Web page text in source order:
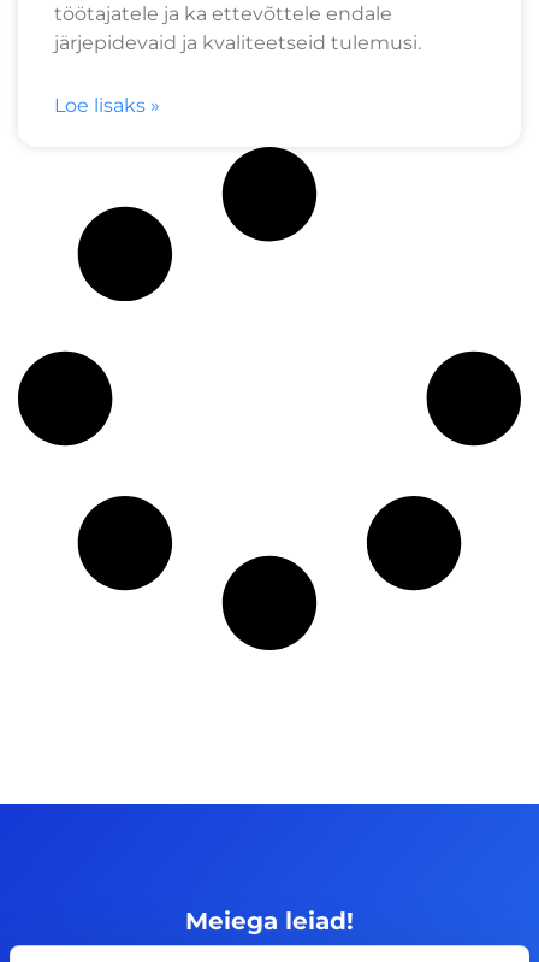
töötajatele ja ka ettevõttele endale
järjepidevaid ja kvaliteetseid tulemusi.
Loe lisaks »
Meiega leiad!